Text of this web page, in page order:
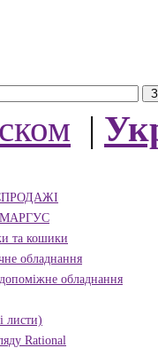
|
МАРГУС
та кошики
обладнання
обладнання
листи)
Rational